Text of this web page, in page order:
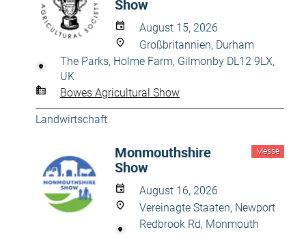
Show
August 15, 2026
Großbritannien, Durham
The Parks, Holme Farm, Gilmonby DL12 9LX,
UK
Bowes Agricultural Show
Landwirtschaft
Messe
Monmouthshire
Show
August 16, 2026
Vereinagte Staaten, Newport
Redbrook Rd, Monmouth